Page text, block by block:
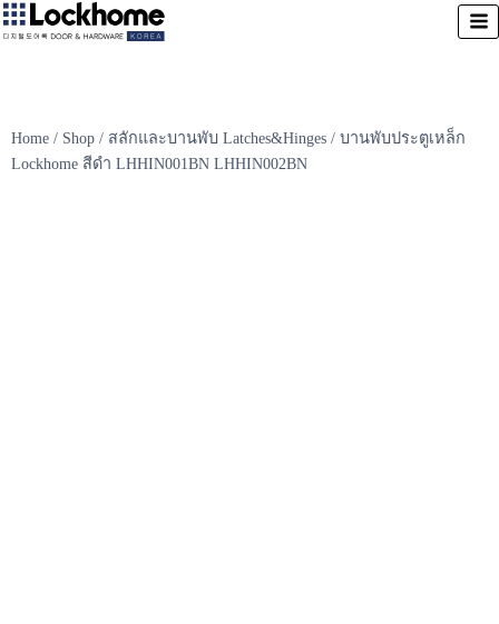
Home / Shop / สลักและบานพับ Latches&Hinges / บานพับประตูเหล็ก
Lockhome สีดำ LHHIN001BN LHHIN002BN